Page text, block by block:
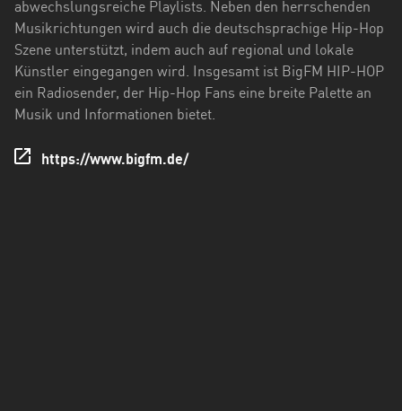
Thüringen
abwechslungsreiche Playlists. Neben den herrschenden
Musikrichtungen wird auch die deutschsprachige Hip-Hop
Szene unterstützt, indem auch auf regional und lokale
Künstler eingegangen wird. Insgesamt ist BigFM HIP-HOP
ein Radiosender, der Hip-Hop Fans eine breite Palette an
Musik und Informationen bietet.
https://www.bigfm.de/